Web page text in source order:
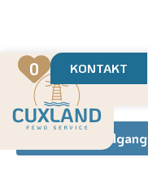
0 KONTAKT
360° Rundgang